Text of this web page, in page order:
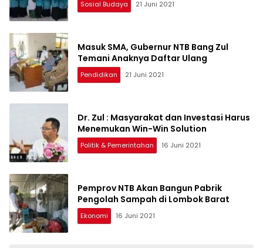
Sosial Budaya 21 Juni 2021
Masuk SMA, Gubernur NTB Bang Zul
Temani Anaknya Daftar Ulang
Pendidikan 21 Juni 2021
Dr. Zul : Masyarakat dan Investasi Harus
Menemukan Win-Win Solution
Politik & Pemerintahan 16 Juni 2021
Pemprov NTB Akan Bangun Pabrik
Pengolah Sampah di Lombok Barat
Ekonomi 16 Juni 2021